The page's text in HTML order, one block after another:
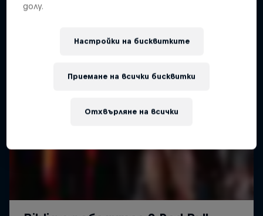
долу.
Настройки на бисквитките
Отхвърляне на всички
Приемане на всички бисквитки